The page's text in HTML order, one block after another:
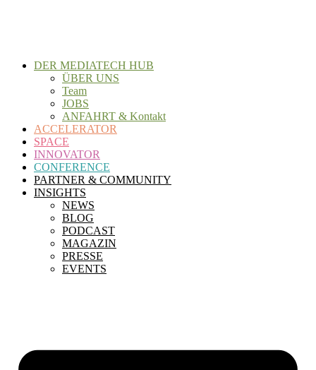
DER MEDIATECH HUB
ÜBER UNS
Team
JOBS
ANFAHRT & Kontakt
ACCELERATOR
SPACE
INNOVATOR
CONFERENCE
PARTNER & COMMUNITY
INSIGHTS
NEWS
BLOG
PODCAST
MAGAZIN
PRESSE
EVENTS